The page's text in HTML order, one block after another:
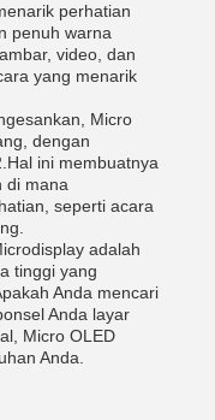
perhatian
penuh warna
video, dan
yang menarik
Micro
dengan
ini membuatnya
di mana
seperti acara
adalah
tinggi yang
Anda mencari
Anda layar
Micro OLED
Anda.